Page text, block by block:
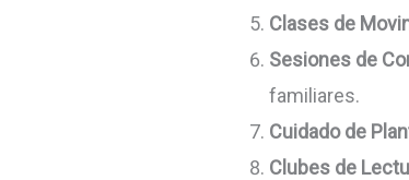
Clases de
Sesiones de
familiares.
Cuidado de
Clubes de